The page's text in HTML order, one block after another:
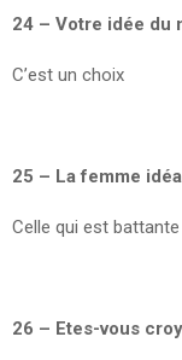
24 – Votre idée du
C’est un choix
25 – La femme
Celle qui est battante
26 – Etes-vous